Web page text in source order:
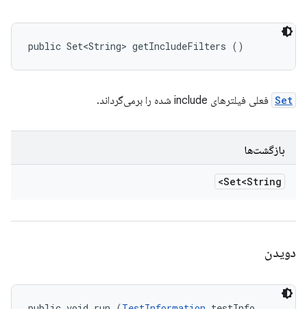
public Set<String> getIncludeFilters ()
Set فعلی فیلترهای include شده را برمی‌گرداند.
بازگشت‌ها
Set<String>
دویدن